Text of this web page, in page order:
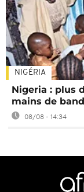
NIGÉRIA
Nigeria : plus
mains de
08/08 - 14:34